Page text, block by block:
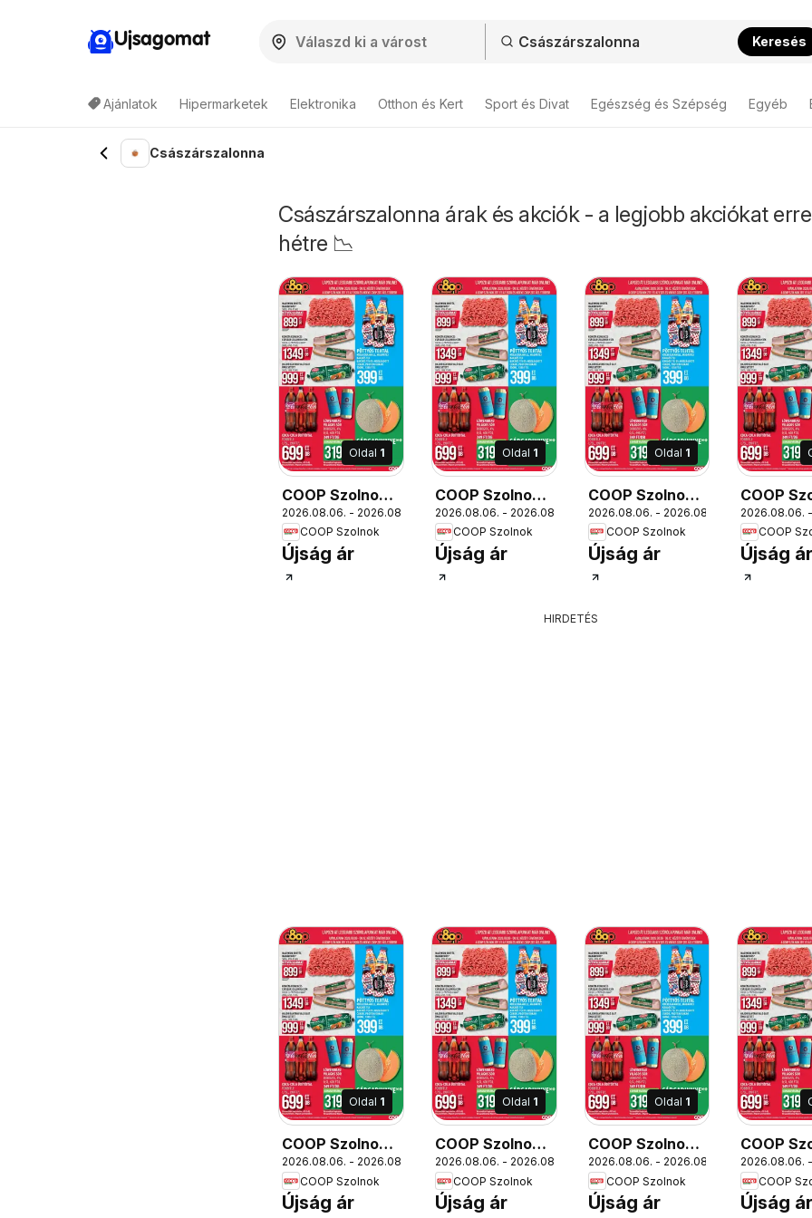
Ujsagomat Keresés
Ajánlatok Hipermarketek Elektronika Otthon és Kert Sport és Divat Egészség és Szépség Egyéb
Császárszalonna
Császárszalonna árak és akciók - a legjobb akciókat
hétre 📉
Oldal 1
COOP Szolnok
akciós újság
Szolnok
2026.08.06. - 2026.08.12.
COOP Szolnok
Újság ár
Oldal 1
COOP Szolnok
akciós újság
Debrecen
2026.08.06. - 2026.08.12.
COOP Szolnok
Újság ár
Oldal 1
COOP Szolnok
akciós újság
Békésszentandrás
2026.08.06. - 2026.08.12.
COOP Szolnok
Újság ár
COOP
akciós
2026.08.06. -
COOP
Újság ár
HIRDETÉS
Oldal 1
COOP Szolnok
akciós újság
Monorierdő
2026.08.06. - 2026.08.12.
COOP Szolnok
Újság ár
Oldal 1
COOP Szolnok
akciós újság
Nagyszentjános
2026.08.06. - 2026.08.12.
COOP Szolnok
Újság ár
Oldal 1
COOP Szolnok
akciós újság
Szákszend
2026.08.06. - 2026.08.12.
COOP Szolnok
Újság ár
COOP
akciós
2026.08.06. -
COOP
Újság ár